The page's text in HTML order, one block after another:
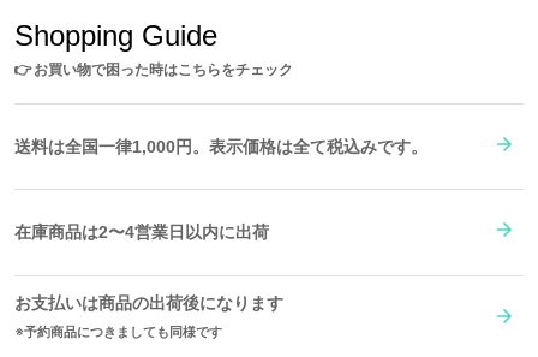
Shopping Guide
👉お買い物で困った時はこちらをチェック
送料は全国一律1,000円。表示価格は全て税込みです。
在庫商品は2〜4営業日以内に出荷
お支払いは商品の出荷後になります
予約商品につきましても同様です